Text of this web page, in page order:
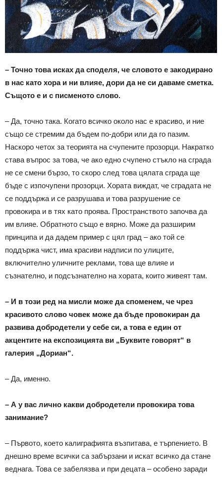
– Точно това исках да споделя, че словото е закодирано
в нас като хора и ни влияе, дори да не си даваме сметка.
Същото е и с писменото слово.
– Да, точно така. Когато всичко около нас е красиво, и ние
също се стремим да бъдем по-добри или да го пазим.
Наскоро четох за теорията на счупените прозорци. Накратко
става въпрос за това, че ако едно счупено стъкло на сграда
не се смени бързо, то скоро след това цялата сграда ще
бъде с изпочупени прозорци. Хората виждат, че сградата не
се поддържа и се разрушава и това разрушение се
провокира и в тях като проява. Пространството започва да
им влияе. Обратното също е вярно. Може да разширим
принципа и да дадем пример с цял град – ако той се
поддържа чист, има красиви надписи по улиците,
включително уличните реклами, това ще влияе и
съзнателно, и подсъзнателно на хората, които живеят там.
– И в този ред на мисли може да споменем, че чрез
красивото слово човек може да бъде провокиран да
развива добродетели у себе си, а това е един от
акцентите на експозицията ви „Буквите говорят“ в
галерия „Дориан“.
– Да, именно.
– А у вас лично какви добродетели провокира това
занимание?
– Първото, което калиграфията възпитава, е търпението. В
днешно време всички са забързани и искат всичко да стане
веднага. Това се забелязва и при децата – особено заради